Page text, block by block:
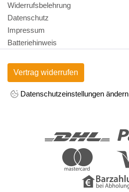
Widerrufsbelehrung
Datenschutz
Impressum
Batteriehinweis
Vertrag widerrufen
Datenschutzeinstellungen ändern